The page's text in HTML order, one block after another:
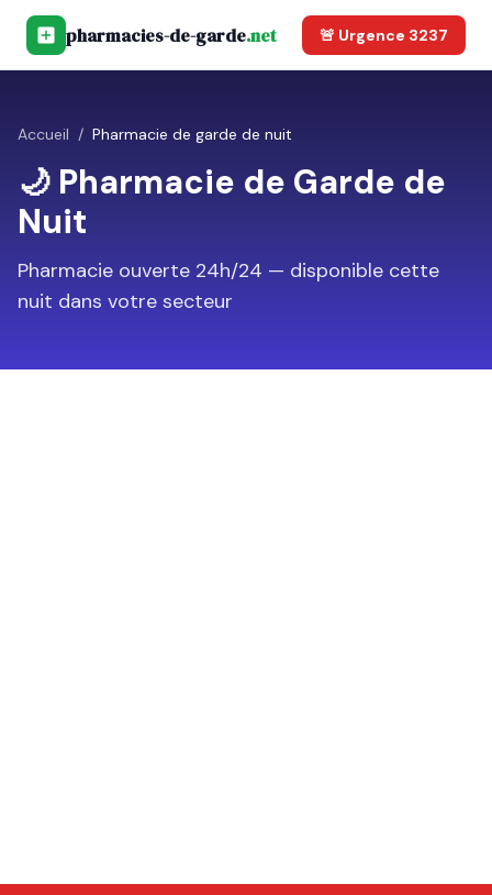
pharmacies-de-garde.net 🚨 Urgence 3237
Accueil / Pharmacie de garde de nuit
🌙 Pharmacie de Garde de
Nuit
Pharmacie ouverte 24h/24 — disponible cette
nuit dans votre secteur